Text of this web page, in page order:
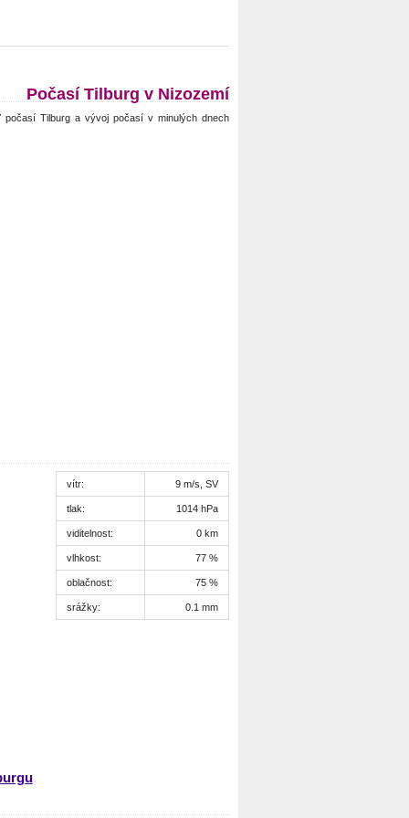
Počasí Tilburg v Nizozemí
počasí Tilburg a vývoj počasí v minulých dnech
vítr: 9 m/s, SV
tlak: 1014 hPa
viditelnost: 0 km
vlhkost: 77 %
oblačnost: 75 %
srážky: 0.1 mm